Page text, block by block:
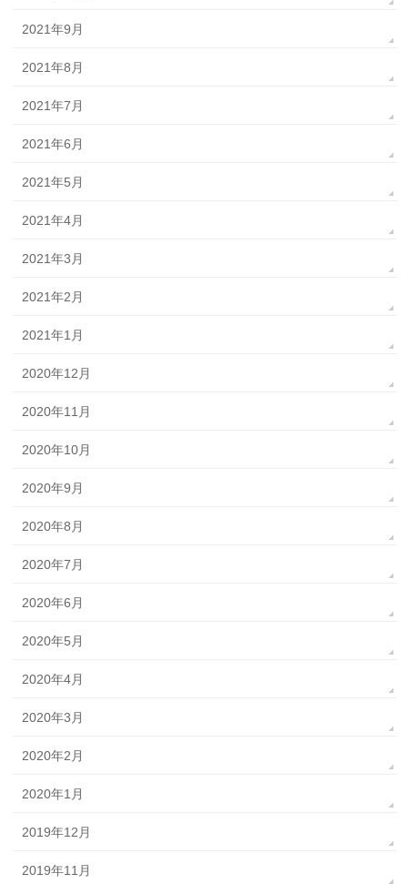
2021年9月
2021年8月
2021年7月
2021年6月
2021年5月
2021年4月
2021年3月
2021年2月
2021年1月
2020年12月
2020年11月
2020年10月
2020年9月
2020年8月
2020年7月
2020年6月
2020年5月
2020年4月
2020年3月
2020年2月
2020年1月
2019年12月
2019年11月